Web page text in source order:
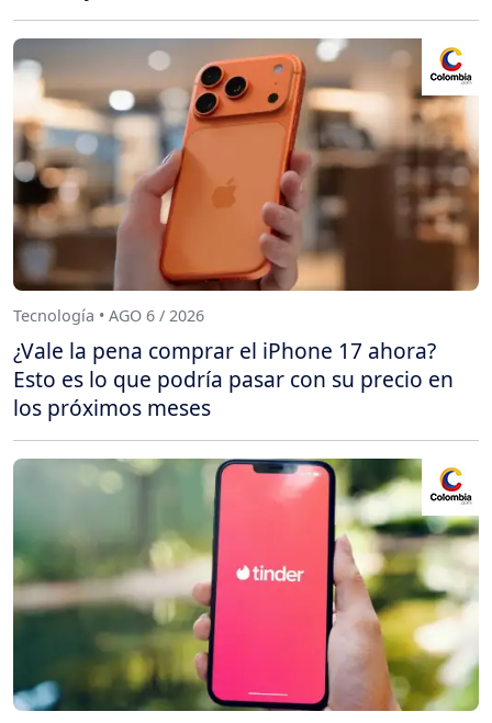
Tecnología • AGO 6 / 2026
¿Vale la pena comprar el iPhone 17 ahora?
Esto es lo que podría pasar con su precio en
los próximos meses